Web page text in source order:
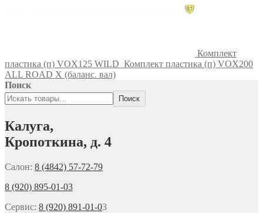
Комплект
пластика (п) VOX125 WILD Комплект пластика (п) VOX200
ALL ROAD X (баланс. вал)
Поиск
Поиск
Калуга,
Кропоткина, д. 4
Салон: 8 (4842) 57-72-79
8 (920) 895-01-03
Сервис: 8 (920) 891-01-03